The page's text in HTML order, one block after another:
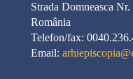
Strada Domneasca
România
Telefon/fax:
Email: